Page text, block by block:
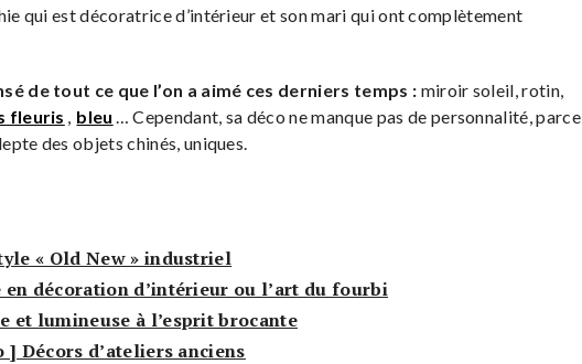
qui est décoratrice d’intérieur et son mari qui ont complètement
de tout ce que l’on a aimé ces derniers temps : miroir soleil, rotin,
fleuris bleu
… Cependant, sa déco ne manque pas de personnalité, parce
des objets chinés, uniques.
« Old New » industriel
en décoration d’intérieur ou l’art du fourbi
et lumineuse à l’esprit brocante
Décors d’ateliers anciens